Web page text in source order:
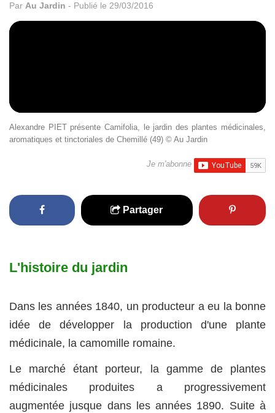
Par Au Jardin - Publié le 29/03/2016
Alexandre PIET présente Camifolia, le jardin des plantes médicinales,
aromatiques et tinctoriales de Chemillé (49) © Au Jardin
Je m'abonne
Partager
L'histoire du jardin
Dans les années 1840, un producteur a eu la bonne
idée de développer la production d'une plante
médicinale, la camomille romaine.
Le marché étant porteur, la gamme de plantes
médicinales produites a progressivement
augmentée jusque dans les années 1890. Suite à